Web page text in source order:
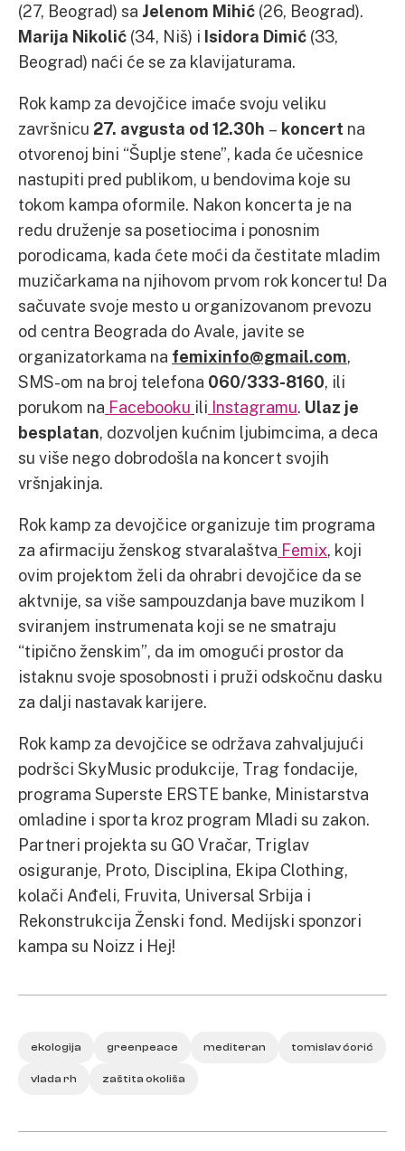
(27, Beograd) sa Jelenom Mihić (26, Beograd).
Marija Nikolić (34, Niš) i Isidora Dimić (33,
Beograd) naći će se za klavijaturama.
Rok kamp za devojčice imaće svoju veliku
završnicu 27. avgusta od 12.30h – koncert na
otvorenoj bini “Šuplje stene”, kada će učesnice
nastupiti pred publikom, u bendovima koje su
tokom kampa oformile. Nakon koncerta je na
redu druženje sa posetiocima i ponosnim
porodicama, kada ćete moći da čestitate mladim
muzičarkama na njihovom prvom rok koncertu! Da
sačuvate svoje mesto u organizovanom prevozu
od centra Beograda do Avale, javite se
organizatorkama na femixinfo@gmail.com,
SMS-om na broj telefona 060/333-8160, ili
porukom na Facebooku ili Instagramu. Ulaz je
besplatan, dozvoljen kućnim ljubimcima, a deca
su više nego dobrodošla na koncert svojih
vršnjakinja.
Rok kamp za devojčice organizuje tim programa
za afirmaciju ženskog stvaralaštva Femix, koji
ovim projektom želi da ohrabri devojčice da se
aktvnije, sa više sampouzdanja bave muzikom I
sviranjem instrumenata koji se ne smatraju
“tipično ženskim”, da im omogući prostor da
istaknu svoje sposobnosti i pruži odskočnu dasku
za dalji nastavak karijere.
Rok kamp za devojčice se održava zahvaljujući
podršci SkyMusic produkcije, Trag fondacije,
programa Superste ERSTE banke, Ministarstva
omladine i sporta kroz program Mladi su zakon.
Partneri projekta su GO Vračar, Triglav
osiguranje, Proto, Disciplina, Ekipa Clothing,
kolači Anđeli, Fruvita, Universal Srbija i
Rekonstrukcija Ženski fond. Medijski sponzori
kampa su Noizz i Hej!
ekologija greenpeace mediteran tomislav ćorić
vlada rh zaštita okoliša